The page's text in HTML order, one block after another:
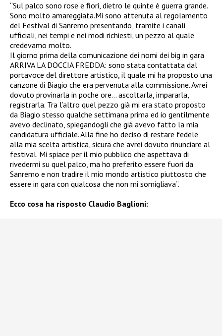
“Sul palco sono rose e fiori, dietro le quinte è guerra grande.
Sono molto amareggiata.Mi sono attenuta al regolamento
del Festival di Sanremo presentando, tramite i canali
ufficiali, nei tempi e nei modi richiesti, un pezzo al quale
credevamo molto.
Il giorno prima della comunicazione dei nomi dei big in gara
ARRIVA LA DOCCIA FREDDA: sono stata contattata dal
portavoce del direttore artistico, il quale mi ha proposto una
canzone di Biagio che era pervenuta alla commissione. Avrei
dovuto provinarla in poche ore… ascoltarla, impararla,
registrarla. Tra l’altro quel pezzo già mi era stato proposto
da Biagio stesso qualche settimana prima ed io gentilmente
avevo declinato, spiegandogli che già avevo fatto la mia
candidatura ufficiale. Alla fine ho deciso di restare fedele
alla mia scelta artistica, sicura che avrei dovuto rinunciare al
festival. Mi spiace per il mio pubblico che aspettava di
rivedermi su quel palco, ma ho preferito essere fuori da
Sanremo e non tradire il mio mondo artistico piuttosto che
essere in gara con qualcosa che non mi somigliava“.
Ecco cosa ha risposto Claudio Baglioni: